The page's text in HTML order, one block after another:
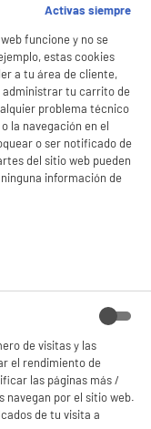
de
ELECTRO DEPOT
para:
de cookies.
se utilizarán cookies
oponerte a su uso
Activas siempre
funcione y no se
estas cookies
a tu área de cliente,
administrar tu carrito de
problema técnico
la navegación en el
o ser notificado de
del sitio web pueden
información de
de visitas y las
el rendimiento de
las páginas más /
navegan por el sitio web.
de tu visita a